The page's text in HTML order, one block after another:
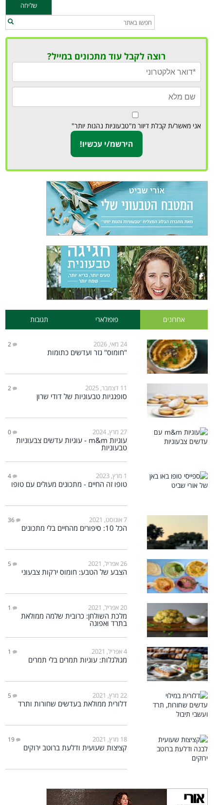
רוצה לקבל עוד מתכונים במייל?
אני מאשר/ת קבלת דיוור מ"טבעוניות נהנות יותר"
אחרונים פופולארי תגובות
24 מאי, 2026 2
"חומוס" גזר ועדשים כתומות
11 דצמבר, 2025 2
סופגניות טבעוניות של דודי שרון
27 מרץ, 2024 0
עוגיות m&m - עוגיות עדשים צבעוניות
טבעוניות
1 מרץ, 2023 4
טופו זה החיים - מתכונים מעולים עם טופו
7 אוגוסט, 2021 36
הכל 10: סיפורים מהחיים בלי מתכונים
26 אפריל, 2021 5
הצבע של הטבע: חומוס ירקות צבעוני
20 אפריל, 2021 1
מלכת השולחן: כרובית שלמה ממולאת
בתרד ואפונה
4 אפריל, 2021 1
מגולגלות: עוגיות תמרים בלי תמרים
22 מרץ, 2021 5
דלורית ממולאת בעדשים שחורות ותרד
18 מרץ, 2021 19
קציצות שעועית ודלעת ברוטב ירוקים